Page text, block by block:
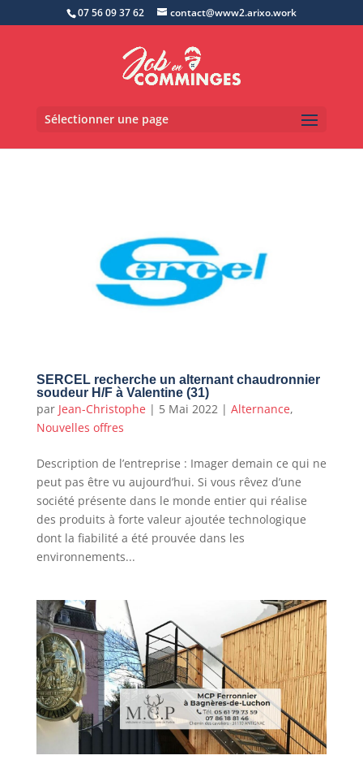
07 56 09 37 62 contact@www2.arixo.work
Sélectionner une page
SERCEL recherche un alternant chaudronnier
soudeur H/F à Valentine (31)
par Jean-Christophe | 5 Mai 2022| Alternance,
Nouvelles offres
Description de l’entreprise : Imager demain ce qui ne
peut pas être vu aujourd’hui. Si vous rêvez d’une
société présente dans le monde entier qui réalise
des produits à forte valeur ajoutée technologique
dont la fiabilité a été prouvée dans les
environnements...